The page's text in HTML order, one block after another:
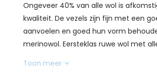
Ongeveer 40% van alle wol is
kwaliteit. De vezels zijn fijn met een
aanvoelen en goed hun vorm
merinowol. Eersteklas ruwe wol met
Toon meer